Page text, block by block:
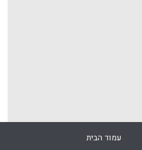
עמוד הבית